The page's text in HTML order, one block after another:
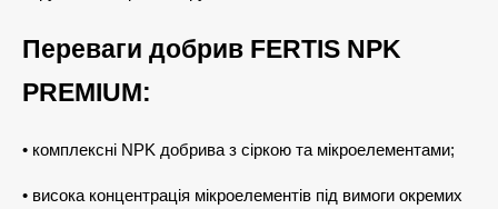
Переваги добрив FERTIS NPK
PREMIUM:
• комплексні NPK добрива з сіркою та мікроелементами;
• висока концентрація мікроелементів під вимоги окремих